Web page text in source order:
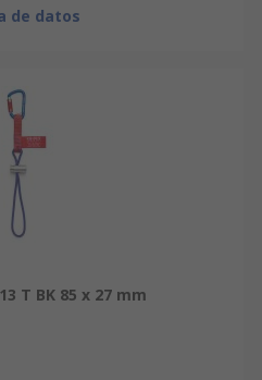
de datos
T BK 85 x 27 mm